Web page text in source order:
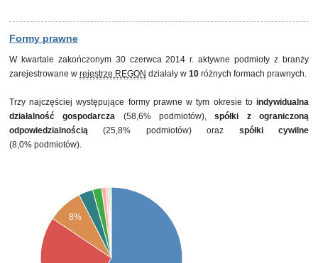
Formy prawne
W kwartale zakończonym 30 czerwca 2014 r. aktywne podmioty z branży
zarejestrowane w rejestrze REGON działały w 10 różnych formach prawnych.
Trzy najczęściej występujące formy prawne w tym okresie to indywidualna
działalność gospodarcza (58,6% podmiotów),spółki z ograniczoną
odpowiedzialnością (25,8% podmiotów) oraz spółki cywilne
(8,0% podmiotów).
8%